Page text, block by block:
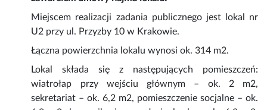
Miejscem realizacji zadania publicznego jest lokal nr
U2 przy ul. Przyzby 10 w Krakowie.
Łączna powierzchnia lokalu wynosi ok. 314 m2.
Lokal składa się z następujących pomieszczeń:
wiatrołap przy wejściu głównym – ok. 2 m2,
sekretariat – ok. 6,2 m2, pomieszczenie socjalne – ok.